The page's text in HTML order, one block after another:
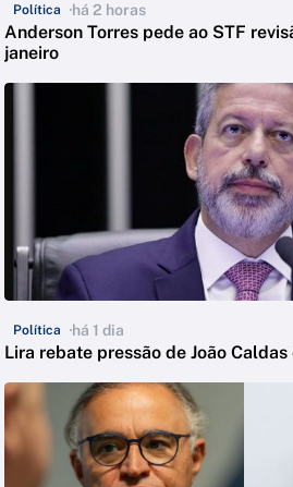
Política há 2 horas
Anderson Torres pede ao STF
janeiro
Política há 1 dia
Lira rebate pressão de João